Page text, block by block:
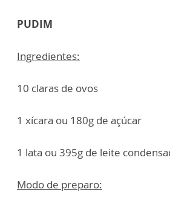
PUDIM
Ingredientes:
10 claras de ovos
1 xícara ou 180g de açúcar
1 lata ou 395g de leite
Modo de preparo: